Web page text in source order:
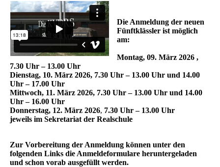
Die Anmeldung der neuen
Fünftklässler ist möglich
am:
Montag, 09. März 2026 ,
7.30 Uhr – 13.00 Uhr
Dienstag, 10. März 2026, 7.30 Uhr – 13.00 Uhr und 14.00
Uhr – 17.00 Uhr
Mittwoch, 11. März 2026, 7.30 Uhr – 13.00 Uhr und 14.00
Uhr – 16.00 Uhr
Donnerstag, 12. März 2026, 7.30 Uhr – 13.00 Uhr
jeweils im Sekretariat der Realschule
Zur Vorbereitung der Anmeldung können unter den
folgenden Links die Anmeldeformulare heruntergeladen
und schon vorab ausgefüllt werden.